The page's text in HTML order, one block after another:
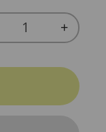
Quantity
+